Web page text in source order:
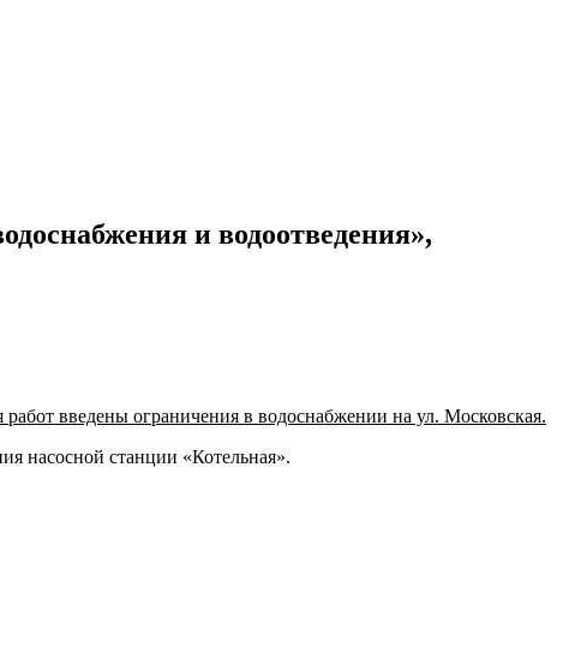
и водоотведения»,
работ введены ограничения в водоснабжении на ул. Московская.
насосной станции «Котельная».